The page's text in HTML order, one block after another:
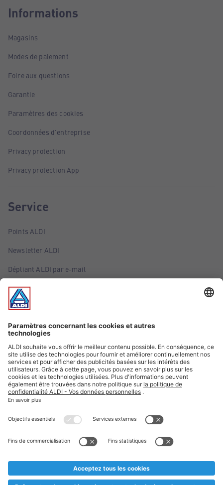
Informations
Magasins
Modes de paiement
Foire aux questions
Garantie
Paramètres des cookies
Coordonnées d'entreprise
Privacy protection
Privacy protection App
Service
Points ALDI
Newsletter ALDI
Dépliant ALDI par e-mail
Offres
Infos essentielles
Suivez ALDI Belgique
Textes marqués d'un astérisque et mentions légales
* Nous vendons ces articles temporairement et jusqu'à
au cas où, malgré le planning bien étudié, nous serions
prématurément en rupture de stock. Prix Recupel et TVA incl.
** Sur ce site, l’utilisation de la forme masculine a été adoptée